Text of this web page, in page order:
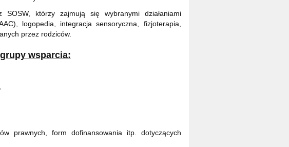
którzy zajmują się wybranymi działaniami
logopedia, integracja sensoryczna, fizjoterapia,
przez rodziców.
wsparcia:
prawnych, form dofinansowania itp. dotyczących